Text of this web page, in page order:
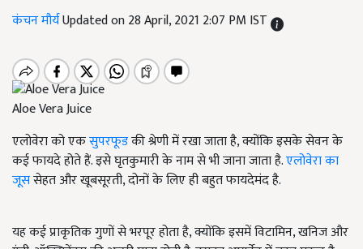
कंचन मौर्यUpdated on 28 April, 2021 2:07 PM IST
Aloe Vera Juice
एलोवेरा को एकसुपरफूडकी श्रेणी में रखा जाता है, क्योंकि इसके सेवन के
कई फायदे होते हैं. इसे घृतकुमारी के नाम से भी जाना जाता है.एलोवेरा का
जूससेहत और खूबसूरती, दोनों के लिए ही बहुत फायदेमंद है.
यह कई प्राकृतिक गुणों से भरपूर होता है, क्योंकि इसमें विटामिन, खनिज और